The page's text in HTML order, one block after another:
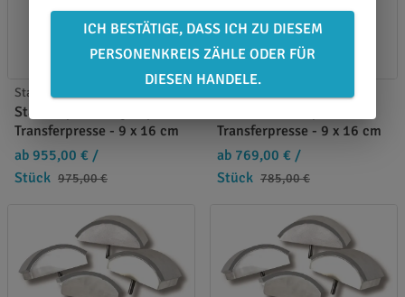
Stahls Pressen
Stahls Sprint Mag Cap
Transferpresse - 9 x 16 cm
ab 955,00 € /
Stück 975,00 €
Transferpresse - 9 x 16 cm
ab 769,00 € /
Stück 785,00 €
ICH BESTÄTIGE, DASS ICH ZU DIESEM
PERSONENKREIS ZÄHLE ODER FÜR
DIESEN HANDELE.